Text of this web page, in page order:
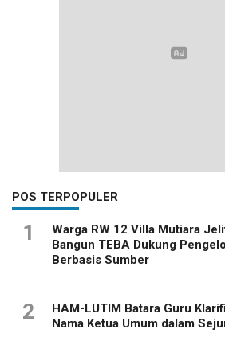
POS TERPOPULER
1
Warga RW 12 Villa Mutiara
Bangun TEBA Dukung
Berbasis Sumber
2
HAM-LUTIM Batara Guru
Nama Ketua Umum dalam